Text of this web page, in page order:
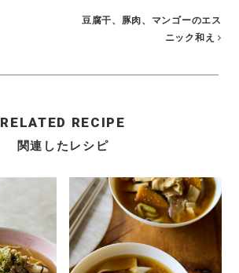
豆腐干、豚肉、マンゴーのエス
ニック和え
RELATED RECIPE
関連したレシピ